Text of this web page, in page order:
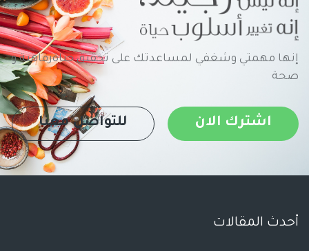
إنها مهمتي وشغفي لمساعدتك على تحقيق حياةرفاهية و
صحة
اشترك الان للتواصل معنا
أحدث المقالات